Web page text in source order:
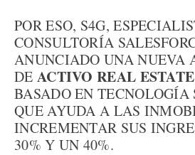
POR ESO, S4G,
CONSULTORÍA
ANUNCIADO UNA NUEVA
DE ACTIVO REAL ESTATE
BASADO EN TECNOLOGÍA
QUE AYUDA A LAS
INCREMENTAR SUS
30% Y UN 40%.